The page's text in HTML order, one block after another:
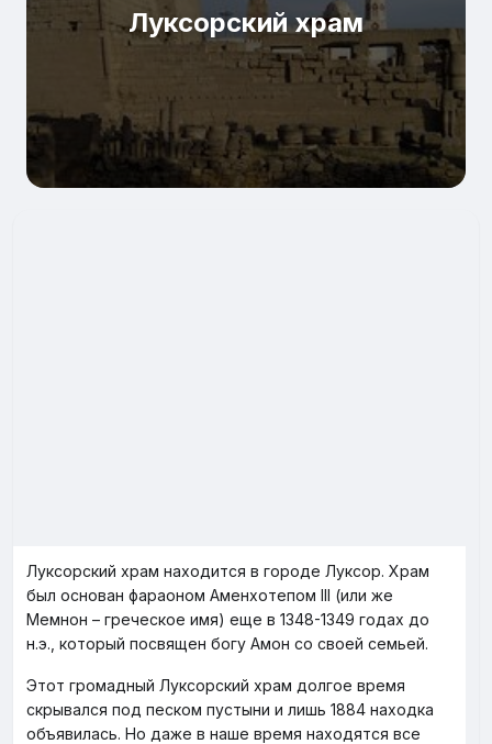
Луксорский храм
Луксорский храм находится в городе Луксор. Храм
был основан фараоном Аменхотепом III (или же
Мемнон – греческое имя) еще в 1348-1349 годах до
н.э., который посвящен богу Амон со своей семьей.
Этот громадный Луксорский храм долгое время
скрывался под песком пустыни и лишь 1884 находка
объявилась. Но даже в наше время находятся все